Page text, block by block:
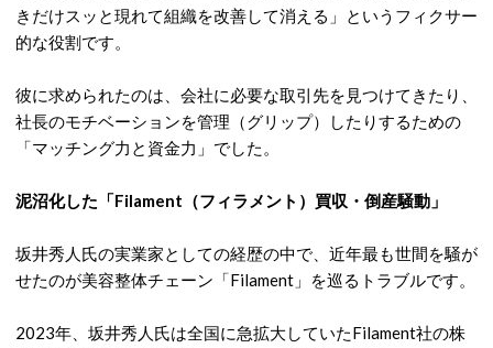
きだけスッと現れて組織を改善して消える」というフィクサー
的な役割です。
彼に求められたのは、会社に必要な取引先を見つけてきたり、
社長のモチベーションを管理（グリップ）したりするための
「マッチング力と資金力」でした。
泥沼化した「Filament（フィラメント）買収・倒産騒動」
坂井秀人氏の実業家としての経歴の中で、近年最も世間を騒が
せたのが美容整体チェーン「Filament」を巡るトラブルです。
2023年、坂井秀人氏は全国に急拡大していたFilament社の株